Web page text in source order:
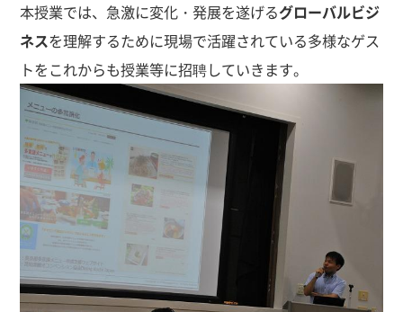
本授業では、急激に変化・発展を遂げるグローバルビジ
ネスを理解するために現場で活躍されている多様なゲス
トをこれからも授業等に招聘していきます。